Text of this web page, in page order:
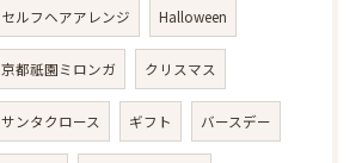
セルフヘアアレンジ Halloween
京都祇園ミロンガ クリスマス
サンタクロース ギフト バースデー